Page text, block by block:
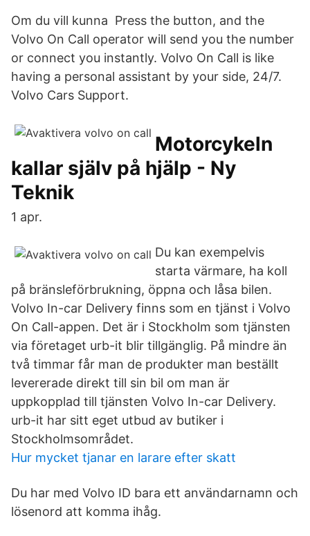
Om du vill kunna Press the button, and the
Volvo On Call operator will send you the number
or connect you instantly. Volvo On Call is like
having a personal assistant by your side, 24/7.
Volvo Cars Support.
Motorcykeln
kallar själv på hjälp - Ny
Teknik
1 apr.
Du kan exempelvis
starta värmare, ha koll
på bränsleförbrukning, öppna och låsa bilen.
Volvo In-car Delivery finns som en tjänst i Volvo
On Call-appen. Det är i Stockholm som tjänsten
via företaget urb-it blir tillgänglig. På mindre än
två timmar får man de produkter man beställt
levererade direkt till sin bil om man är
uppkopplad till tjänsten Volvo In-car Delivery.
urb-it har sitt eget utbud av butiker i
Stockholmsområdet.
Hur mycket tjanar en larare efter skatt
Du har med Volvo ID bara ett användarnamn och
lösenord att komma ihåg.